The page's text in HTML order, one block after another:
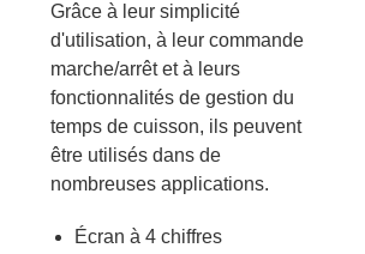
Grâce à leur simplicité
d'utilisation, à leur commande
marche/arrêt et à leurs
fonctionnalités de gestion du
temps de cuisson, ils peuvent
être utilisés dans de
nombreuses applications.
Écran à 4 chiffres